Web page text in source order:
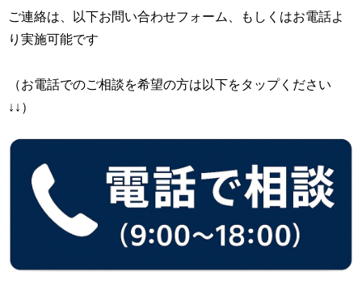
ご連絡は、以下お問い合わせフォーム、もしくはお電話よ
り実施可能です
（お電話でのご相談を希望の方は以下をタップください
↓↓）